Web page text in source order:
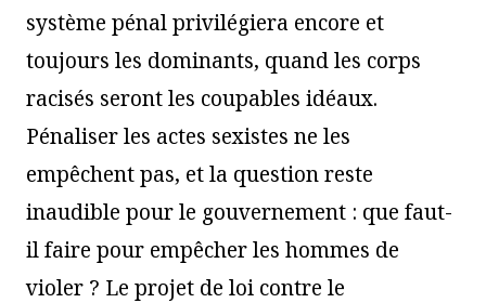
système pénal privilégiera encore et
toujours les dominants, quand les corps
racisés seront les coupables idéaux.
Pénaliser les actes sexistes ne les
empêchent pas, et la question reste
inaudible pour le gouvernement : que faut-
il faire pour empêcher les hommes de
violer ? Le projet de loi contre le